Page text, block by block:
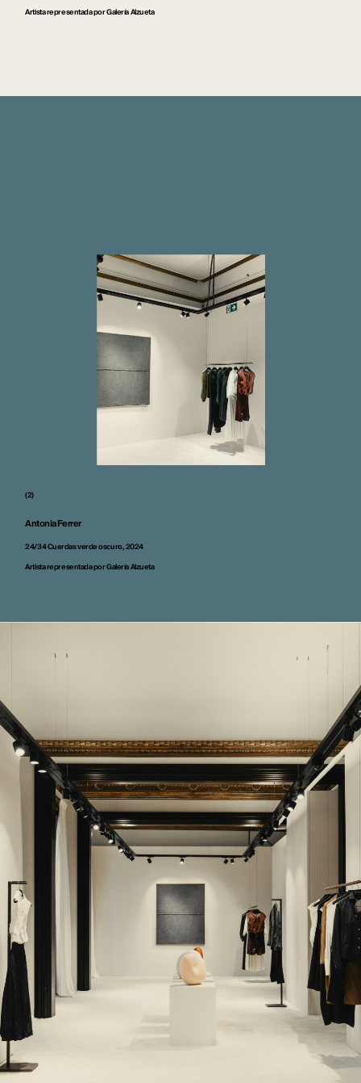
Artista representada por Galería Alzueta
(2)
Antonia Ferrer
24/34 Cuerdas verde oscuro, 2024
Artista representada por Galería Alzueta